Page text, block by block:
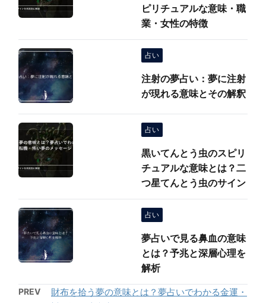
ピリチュアルな意味・職
業・女性の特徴
占い
注射の夢占い：夢に注射
が現れる意味とその解釈
占い
黒いてんとう虫のスピリ
チュアルな意味とは？二
つ星てんとう虫のサイン
占い
夢占いで見る鼻血の意味
とは？予兆と深層心理を
解析
PREV
財布を拾う夢の意味とは？夢占いでわかる金運・